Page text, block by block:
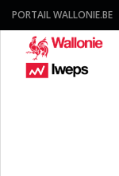
PORTAIL WALLONIE.BE